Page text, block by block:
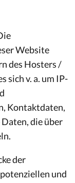
Website
des Hosters /
sich v. a. um IP-
Kontaktdaten,
die über
der
und